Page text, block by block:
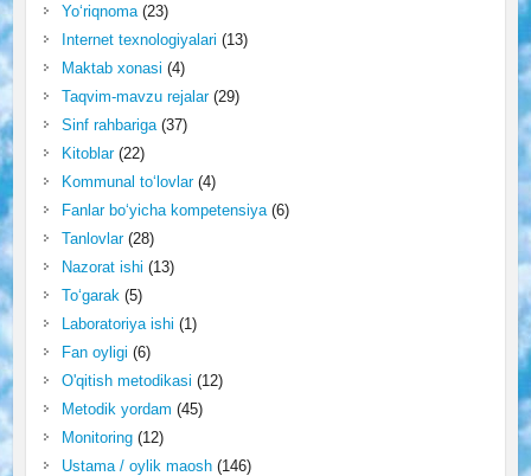
Yo‘riqnoma(23)
Internet texnologiyalari (13)
Maktab xonasi (4)
Taqvim-mavzu rejalar(29)
Sinf rahbariga(37)
Kitoblar(22)
Kommunal to‘lovlar(4)
Fanlar bo‘yicha kompetensiya(6)
Tanlovlar(28)
Nazorat ishi (13)
To‘garak (5)
Laboratoriya ishi (1)
Fan oyligi (6)
O'qitish metodikasi (12)
Metodik yordam (45)
Monitoring(12)
Ustama / oylik maosh(146)